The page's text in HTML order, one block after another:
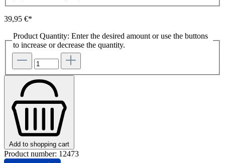
39,95 €*
Product Quantity: Enter the desired amount or use the buttons
to increase or decrease the quantity.
Add to shopping cart
Product number: 12473